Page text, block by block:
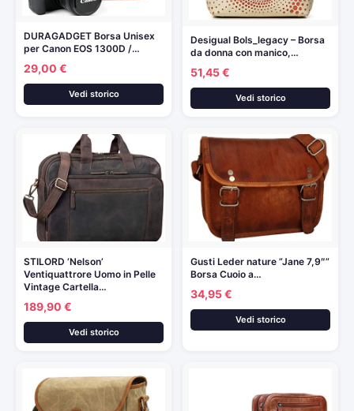
DURAGADGET Borsa Unisex
per Canon EOS 1300D /…
29,00 €
Vedi storico
Desigual Bols_legacy – Borsa
da donna con manico,…
51,45 €
Vedi storico
STILORD ‘Nelson’
Ventiquattrore Uomo in Pelle
Vintage Cartella…
189,90 €
Vedi storico
Gusti Leder nature ”Jane 7,9″”
Borsa Cuoio a…
34,95 €
Vedi storico